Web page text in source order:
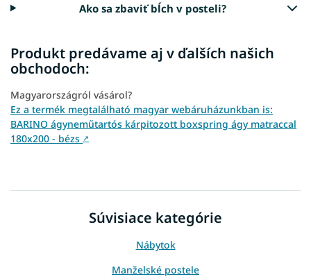
Ako sa zbaviť bĺch v posteli?
Produkt predávame aj v ďalších našich
obchodoch:
Magyarországról vásárol?
Ez a termék megtalálható magyar webáruházunkban is:
BARINO ágyneműtartós kárpitozott boxspring ágy matraccal
180x200 - bézs ↗
Súvisiace kategórie
Nábytok
Manželské postele